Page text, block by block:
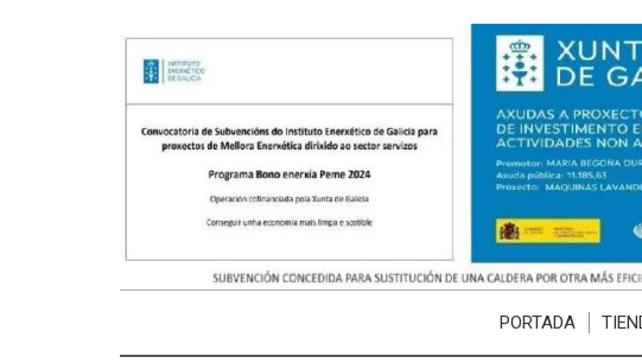
PORTADA